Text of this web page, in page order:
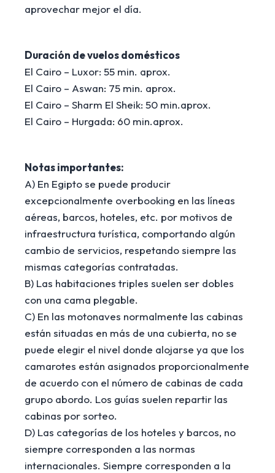
aprovechar mejor el día.
Duración de vuelos domésticos
El Cairo – Luxor: 55 min. aprox.
El Cairo – Aswan: 75 min. aprox.
El Cairo – Sharm El Sheik: 50 min.aprox.
El Cairo – Hurgada: 60 min.aprox.
Notas importantes:
A) En Egipto se puede producir
excepcionalmente overbooking en las líneas
aéreas, barcos, hoteles, etc. por motivos de
infraestructura turística, comportando algún
cambio de servicios, respetando siempre las
mismas categorías contratadas.
B) Las habitaciones triples suelen ser dobles
con una cama plegable.
C) En las motonaves normalmente las cabinas
están situadas en más de una cubierta, no se
puede elegir el nivel donde alojarse ya que los
camarotes están asignados proporcionalmente
de acuerdo con el número de cabinas de cada
grupo abordo. Los guías suelen repartir las
cabinas por sorteo.
D) Las categorías de los hoteles y barcos, no
siempre corresponden a las normas
internacionales. Siempre corresponden a la